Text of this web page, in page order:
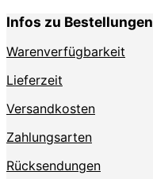
Infos zu Bestellungen
Warenverfügbarkeit
Lieferzeit
Versandkosten
Zahlungsarten
Rücksendungen